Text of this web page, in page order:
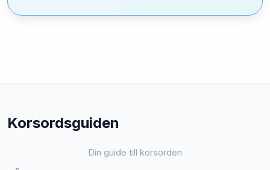
Korsordsguiden
Din guide till korsorden